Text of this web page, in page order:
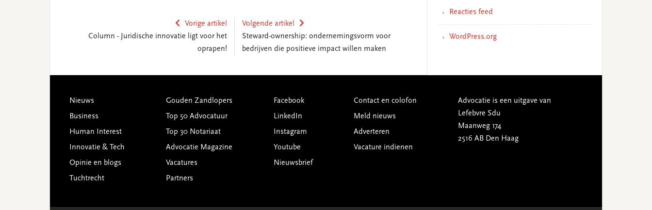
Vorige artikel
Column - Juridische innovatie ligt voor het
oprapen!
Volgende artikel
Steward-ownership: ondernemingsvorm voor
bedrijven die positieve impact willen maken
Reacties feed
WordPress.org
Footer
Nieuws
Business
Human Interest
Innovatie & Tech
Opinie en blogs
Tuchtrecht
Gouden Zandlopers
Top 50 Advocatuur
Top 30 Notariaat
Advocatie Magazine
Vacatures
Partners
Facebook
LinkedIn
Instagram
Youtube
Nieuwsbrief
Contact en colofon
Meld nieuws
Adverteren
Vacature indienen
Advocatie is een uitgave van
Lefebvre Sdu
Maanweg 174
2516 AB Den Haag